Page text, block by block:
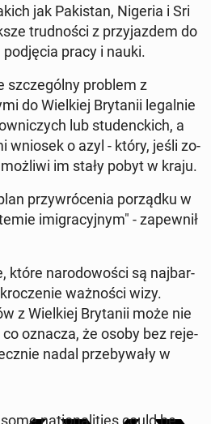
jak Pa­ki­stan, Nigeria i Sri
trud­no­ści z przy­jaz­dem do
pracy i nauki.
szcze­gól­ny problem z
do Wiel­kiej Bry­ta­nii le­gal­nie
lub stu­denc­kich, a
wniosek o azyl - który, jeśli zo­
im stały pobyt w kraju.
przy­wró­ce­nia po­rząd­ku w
imi­gra­cyj­nym" - za­pew­nił
które na­ro­do­wo­ści są naj­bar­
waż­no­ści wizy.
z Wiel­kiej Bry­ta­nii może nie
oznacza, że ​​osoby bez re­je­
nadal prze­by­wa­ły w
na­tio­na­li­ties could be